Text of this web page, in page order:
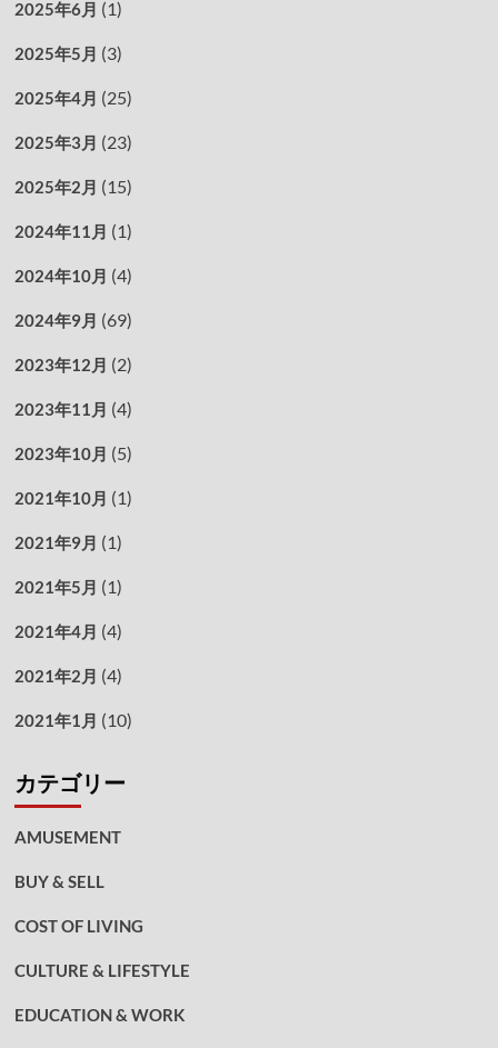
2025年6月 (1)
2025年5月 (3)
2025年4月 (25)
2025年3月 (23)
2025年2月 (15)
2024年11月 (1)
2024年10月 (4)
2024年9月 (69)
2023年12月 (2)
2023年11月 (4)
2023年10月 (5)
2021年10月 (1)
2021年9月 (1)
2021年5月 (1)
2021年4月 (4)
2021年2月 (4)
2021年1月 (10)
カテゴリー
AMUSEMENT
BUY & SELL
COST OF LIVING
CULTURE & LIFESTYLE
EDUCATION & WORK